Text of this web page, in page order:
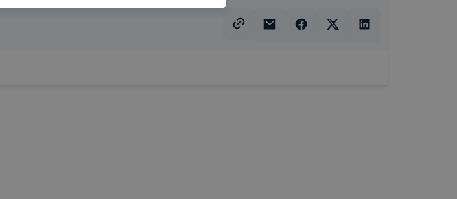
hogyan biztosítsunk Önnek
oldalunkat, honlap